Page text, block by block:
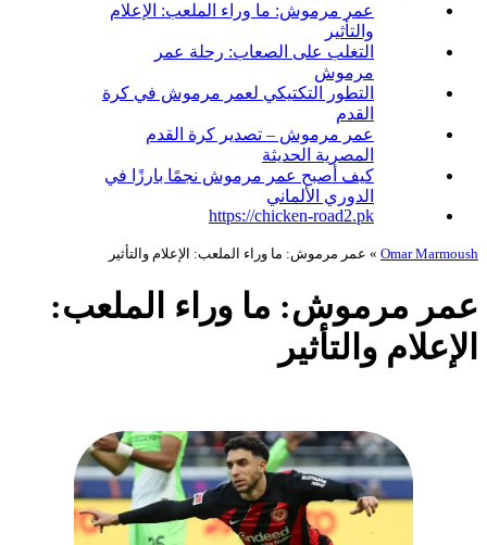
عمر مرموش: ما وراء الملعب: الإعلام
والتأثير
التغلب على الصعاب: رحلة عمر
مرموش
التطور التكتيكي لعمر مرموش في كرة
القدم
عمر مرموش – تصدير كرة القدم
المصرية الحديثة
كيف أصبح عمر مرموش نجمًا بارزًا في
الدوري الألماني
https://chicken-road2.pk
Omar Marmoush
» عمر مرموش: ما وراء الملعب: الإعلام والتأثير
عمر مرموش: ما وراء الملعب:
الإعلام والتأثير